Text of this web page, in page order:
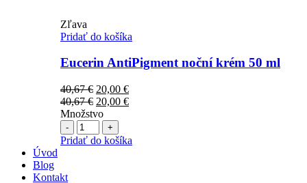
Zľava
Pridať do košíka
Eucerin AntiPigment noční krém 50 ml
40,67€ Pôvodná
cena
bola:
40,67 €.
20,00 €Aktuálna
cena
40,67€ Pôvodná
cena
bola:
40,67 €.
20,00 €Aktuálna
20,00 €.
Množstvo
Počet
Pridať do košíka
Úvod
Blog
Kontakt